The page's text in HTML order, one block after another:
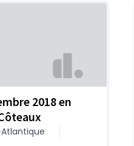
2018 en